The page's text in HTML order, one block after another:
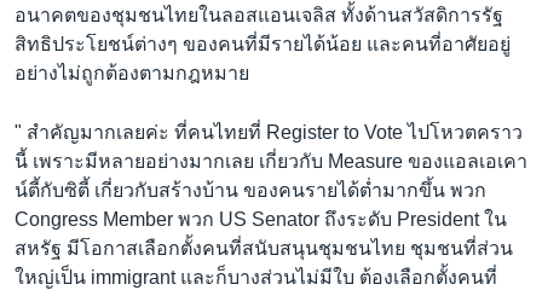
อนาคตของชุมชนไทยในลอสแอนเจลิส ทั้งด้านสวัสดิการรัฐ
สิทธิประโยชน์ต่างๆ ของคนที่มีรายได้น้อย และคนที่อาศัยอยู่
อย่างไม่ถูกต้องตามกฎหมาย
" สำคัญมากเลยค่ะ ที่คนไทยที่ Register to Vote ไปโหวตคราว
นี้ เพราะมีหลายอย่างมากเลย เกี่ยวกับ Measure ของแอลเอเคา
น์ตี้กับซิตี้ เกี่ยวกับสร้างบ้าน ของคนรายได้ต่ำมากขึ้น พวก
Congress Member พวก US Senator ถึงระดับ President ใน
สหรัฐ มีโอกาสเลือกตั้งคนที่สนับสนุนชุมชนไทย ชุมชนที่ส่วน
ใหญ่เป็น immigrant และก็บางส่วนไม่มีใบ ต้องเลือกตั้งคนที่